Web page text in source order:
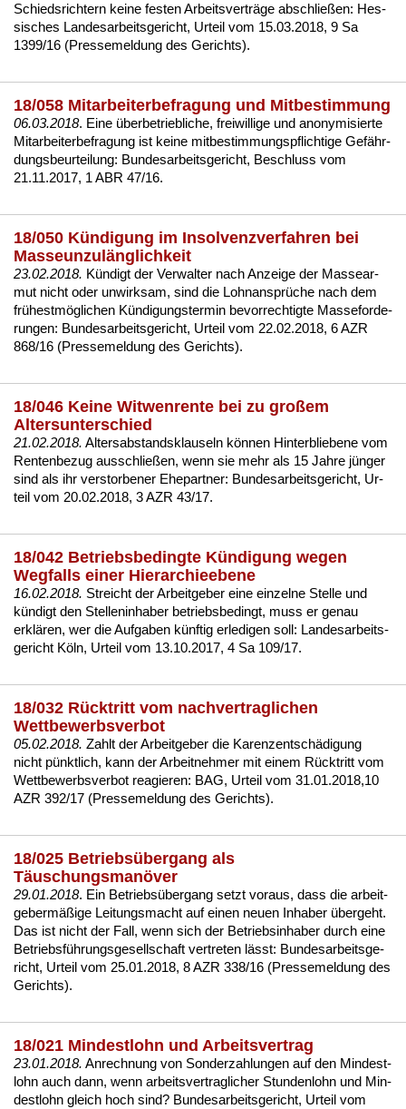
Schieds­rich­tern kei­ne fes­ten Ar­beits­verträge ab­sch­ließen: Hes­
si­sches Lan­des­ar­beits­ge­richt, Ur­teil vom 15.03.2018, 9 Sa
1399/16 (Pres­se­mel­dung des Ge­richts).
18/058 Mitarbeiterbefragung und Mitbestimmung
06.03.2018. Ei­ne über­be­trieb­li­che, frei­wil­li­ge und an­ony­mi­sier­te
Mit­ar­bei­ter­be­fra­gung ist kei­ne mit­be­stim­mungs­pflich­ti­ge Gefähr­
dungs­be­ur­tei­lung: Bun­des­ar­beits­ge­richt, Be­schluss vom
21.11.2017, 1 ABR 47/16.
18/050 Kündigung im Insolvenzverfahren bei
Masseunzulänglichkeit
23.02.2018. Kündigt der Ver­wal­ter nach An­zei­ge der Mas­se­ar­
mut nicht oder un­wirk­sam, sind die Lohn­ansprüche nach dem
frühestmögli­chen Kündi­gungs­ter­min be­vor­rech­tig­te Mas­se­for­de­
run­gen: Bun­des­ar­beits­ge­richt, Ur­teil vom 22.02.2018, 6 AZR
868/16 (Pres­se­mel­dung des Ge­richts).
18/046 Keine Witwenrente bei zu großem
Altersunterschied
21.02.2018. Al­ters­ab­stands­klau­seln können Hin­ter­blie­be­ne vom
Ren­ten­be­zug aus­sch­ließen, wenn sie mehr als 15 Jah­re jünger
sind als ihr ver­stor­be­ner Ehe­part­ner: Bun­des­ar­beits­ge­richt, Ur­
teil vom 20.02.2018, 3 AZR 43/17.
18/042 Betriebsbedingte Kündigung wegen
Wegfalls einer Hierarchieebene
16.02.2018. Streicht der Ar­beit­ge­ber ei­ne ein­zel­ne Stel­le und
kündigt den Stel­len­in­ha­ber be­triebs­be­dingt, muss er ge­nau
erklären, wer die Auf­ga­ben künf­tig er­le­di­gen soll: Lan­des­ar­beits­
ge­richt Köln, Ur­teil vom 13.10.2017, 4 Sa 109/17.
18/032 Rücktritt vom nachvertraglichen
Wettbewerbsverbot
05.02.2018. Zahlt der Ar­beit­ge­ber die Ka­ren­zentschädi­gung
nicht pünkt­lich, kann der Ar­beit­neh­mer mit ei­nem Rück­tritt vom
Wett­be­werbs­ver­bot re­agie­ren: BAG, Ur­teil vom 31.01.2018,10
AZR 392/17 (Pres­se­mel­dung des Ge­richts).
18/025 Betriebsübergang als
Täuschungsmanöver
29.01.2018. Ein Be­triebsüber­gang setzt vor­aus, dass die ar­beit­
ge­bermäßige Lei­tungs­macht auf ei­nen neu­en In­ha­ber über­geht.
Das ist nicht der Fall, wenn sich der Be­triebs­in­ha­ber durch ei­ne
Be­triebsführungs­ge­sell­schaft ver­tre­ten lässt: Bun­des­ar­beits­ge­
richt, Ur­teil vom 25.01.2018, 8 AZR 338/16 (Pres­se­mel­dung des
Ge­richts).
18/021 Mindestlohn und Arbeitsvertrag
23.01.2018. An­rech­nung von Son­der­zah­lun­gen auf den Min­dest­
lohn auch dann, wenn ar­beits­ver­trag­li­cher St­un­den­lohn und Min­
dest­lohn gleich hoch sind? Bun­des­ar­beits­ge­richt, Ur­teil vom